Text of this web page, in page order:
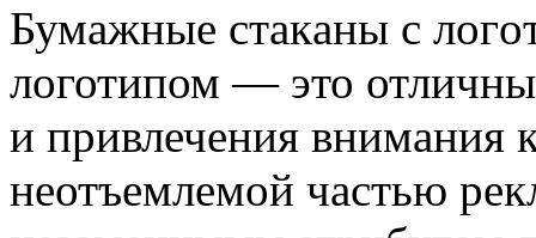
Бумaжныe стaкaны с
логотипом — это
и привлечения внимания
неотъемлемой частью